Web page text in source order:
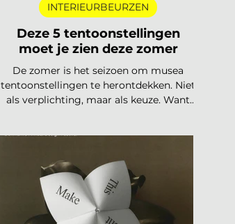
Deze 5 tentoonstellingen
moet je zien deze zomer
De zomer is het seizoen om musea
tentoonstellingen te herontdekken. Niet
als verplichting, maar als keuze. Want
tentoonstelling waar je letterlijk moet
bewegen om het werk te begrijpen. Van
digitale pioniers in een Depot-zaal tot
marmer dat architectuur omvormt tot
ontmoetingsplek. Vijf tentoonstellingen,
INTERIEURBEURZEN